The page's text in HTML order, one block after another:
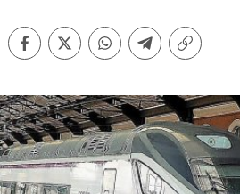
FacebookTwitterWhatsappTelegramCopiar